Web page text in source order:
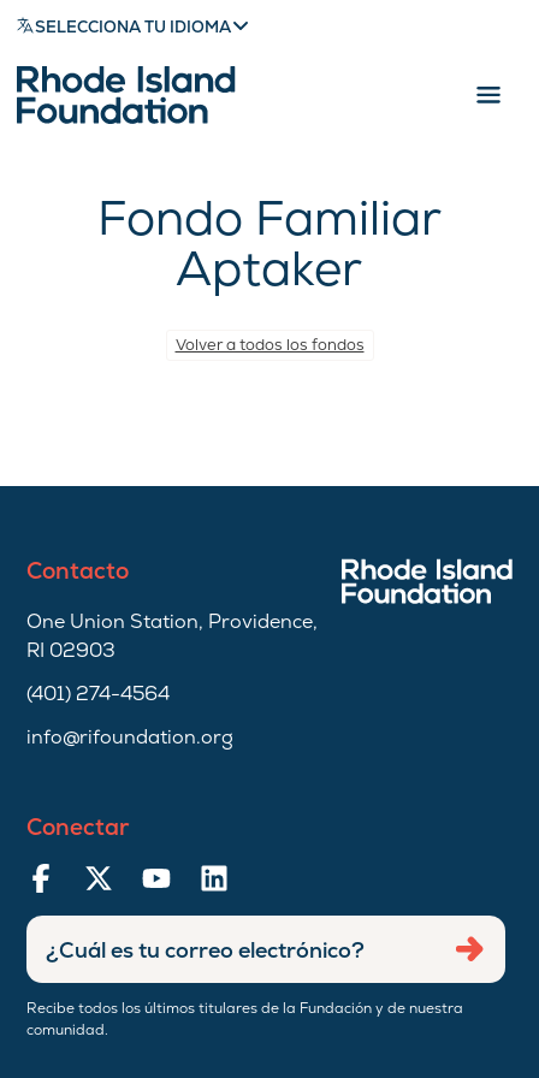
SELECCIONA TU IDIOMA
Fondo Familiar
Aptaker
Volver a todos los fondos
Contacto
One Union Station, Providence,
RI 02903
(401) 274-4564
info@rifoundation.org
Conectar
Recibe todos los últimos titulares de la Fundación y de nuestra
comunidad.
Ingresar
dirección
de
correo
Enviar